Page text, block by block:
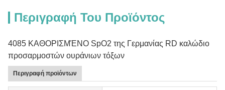
Περιγραφή Του Προϊόντος
4085 ΚΑΘΟΡΙΣΜΈΝΟ SpO2 της Γερμανίας RD καλώδιο
προσαρμοστών ουράνιων τόξων
Περιγραφή προϊόντων